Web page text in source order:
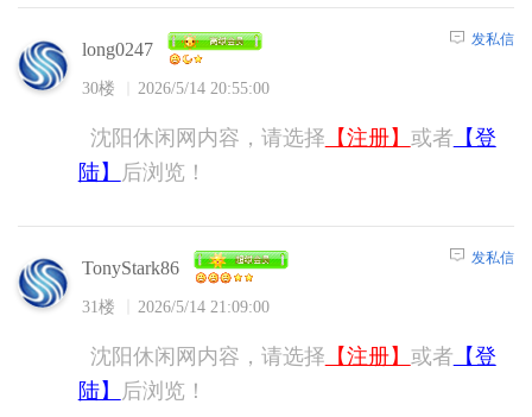
long0247
30楼 2026/5/14 20:55:00
发私信
沈阳休闲网内容，请选择 【注册】 或者 【登
陆】
后浏览！
TonyStark86
31楼 2026/5/14 21:09:00
发私信
沈阳休闲网内容，请选择 【注册】 或者 【登
陆】
后浏览！